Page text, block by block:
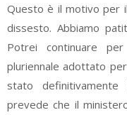
Questo è il motivo per
dissesto. Abbiamo
Potrei continuare
pluriennale adottato
stato
prevede che il